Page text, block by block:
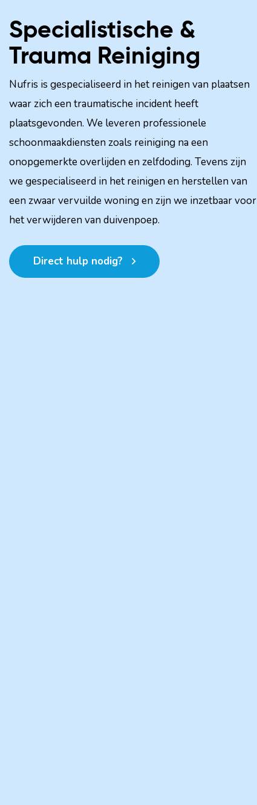
Specialistische &
Trauma Reiniging
Nufris is gespecialiseerd in het reinigen van plaatsen
waar zich een traumatische incident heeft
plaatsgevonden. We leveren professionele
schoonmaakdiensten zoals reiniging na een
onopgemerkte overlijden en zelfdoding. Tevens zijn
we gespecialiseerd in het reinigen en herstellen van
een zwaar vervuilde woning en zijn we inzetbaar voor
het verwijderen van duivenpoep.
Direct hulp nodig?